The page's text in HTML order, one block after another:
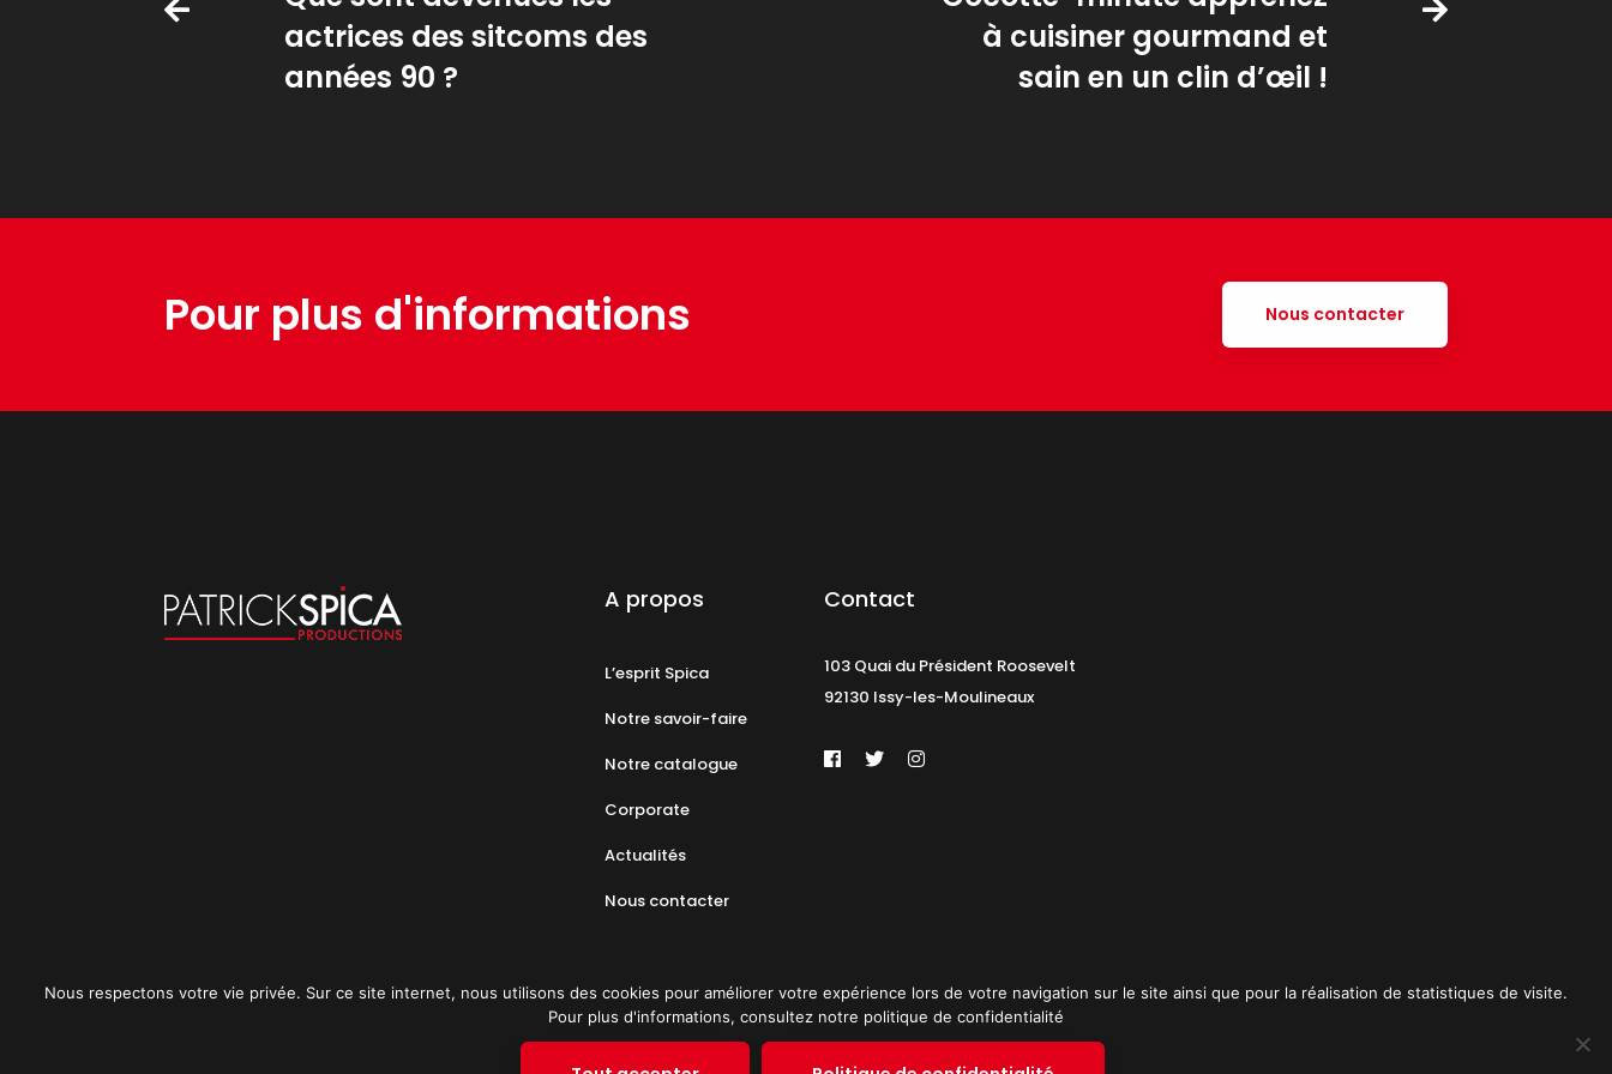
actrices des sitcoms des
années 90 ?
à cuisiner gourmand et
sain en un clin d’œil !
Pour plus d'informations Nous contacter
A propos
L’esprit Spica
Notre savoir-faire
Notre catalogue
Corporate
Actualités
Nous contacter
Contact
103 Quai du Président Roosevelt
92130 Issy-les-Moulineaux
Politique de confidentialité Plan du site © 2019 PATRICK SPICA PRODUCTIONS. Tous droits réservés.
Nous respectons votre vie privée. Sur ce site internet, nous utilisons des cookies pour améliorer votre expérience lors de votre navigation sur le site ainsi que pour la réalisation de statistiques de visite.
Pour plus d'informations, consultez notre politique de confidentialité